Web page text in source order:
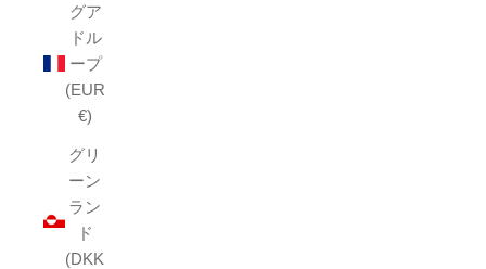
グア
ドル
ープ
(EUR
€)
グリ
ーン
ラン
ド
(DKK